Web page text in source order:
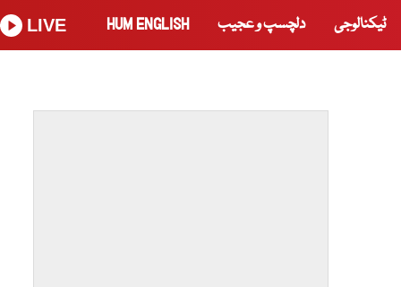
ٹیکنالوجی دلچسپ و عجیب HUM ENGLISH
LIVE